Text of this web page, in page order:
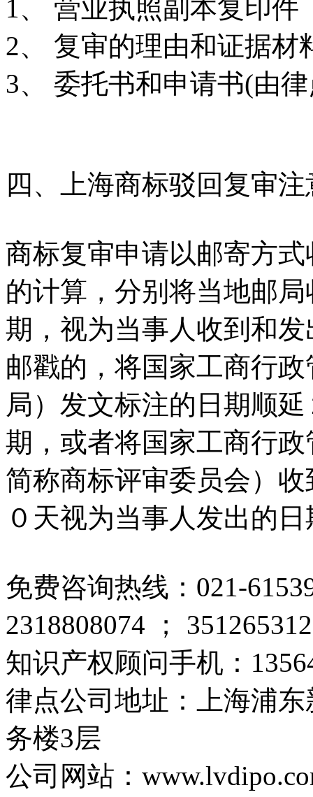
1、 营业执照副本复印件
2、 复审的理由和证据材
3、 委托书和申请书(由
四、上海商标驳回复审
商标复审申请以邮寄方
的计算，分别将当地邮
期，视为当事人收到和
邮戳的，将国家工商行
局）发文标注的日期顺
期，或者将国家工商行
简称商标评审委员会）
０天视为当事人发出的日
免费咨询热线： 021-
2318808074
； 351265312
知识产权顾问手机：
律点公司地址：上海浦
务楼3层
公司网站：